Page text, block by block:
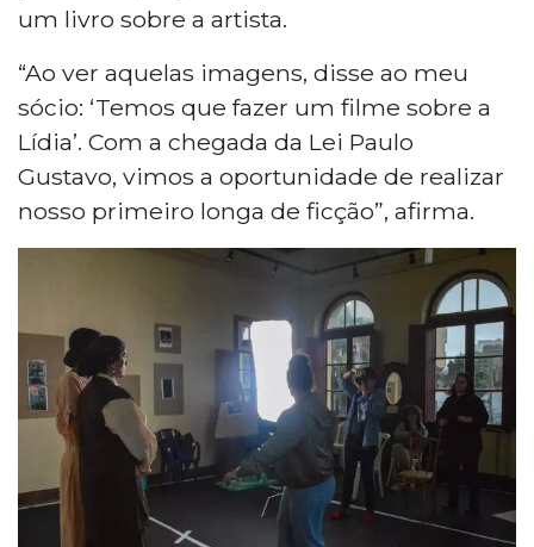
um livro sobre a artista.
“Ao ver aquelas imagens, disse ao meu
sócio: ‘Temos que fazer um filme sobre a
Lídia’. Com a chegada da Lei Paulo
Gustavo, vimos a oportunidade de realizar
nosso primeiro longa de ficção”, afirma.